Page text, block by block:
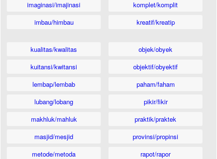
imaginasi/imajinasi
imbau/himbau
komplet/komplit
kreatif/kreatip
kualitas/kwalitas
kuitansi/kwitansi
lembap/lembab
lubang/lobang
makhluk/mahluk
masjid/mesjid
metode/metoda
objek/obyek
objektif/obyektif
paham/faham
pikir/fikir
praktik/praktek
provinsi/propinsi
rapot/rapor